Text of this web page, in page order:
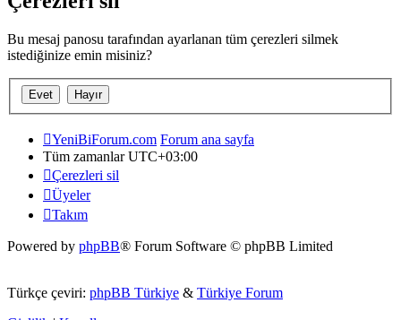
Bu mesaj panosu tarafından ayarlanan tüm çerezleri silmek
istediğinize emin misiniz?
YeniBiForum.com Forum ana sayfa
Tüm zamanlarUTC+03:00
Çerezleri sil
Üyeler
Takım
Powered by phpBB® Forum Software © phpBB Limited
Türkçe çeviri: phpBB Türkiye & Türkiye Forum